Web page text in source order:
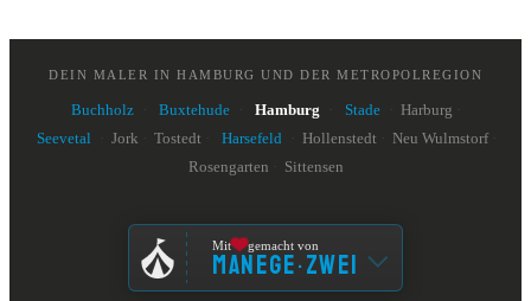
DEIN MALER IN HAMBURG UND DER METROPOLREGION
Buchholz Buxtehude Hamburg Stade Harburg
Seevetal
Jork Tostedt Harsefeld Hollenstedt Neu Wulmstorf
Rosengarten
Sittensen
Mit gemacht von
MANEGE·ZWEI